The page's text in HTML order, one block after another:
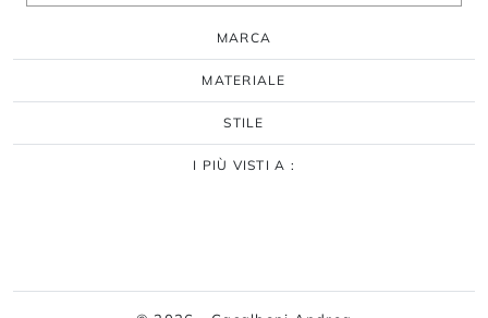
MARCA
MATERIALE
STILE
I PIÙ VISTI A :